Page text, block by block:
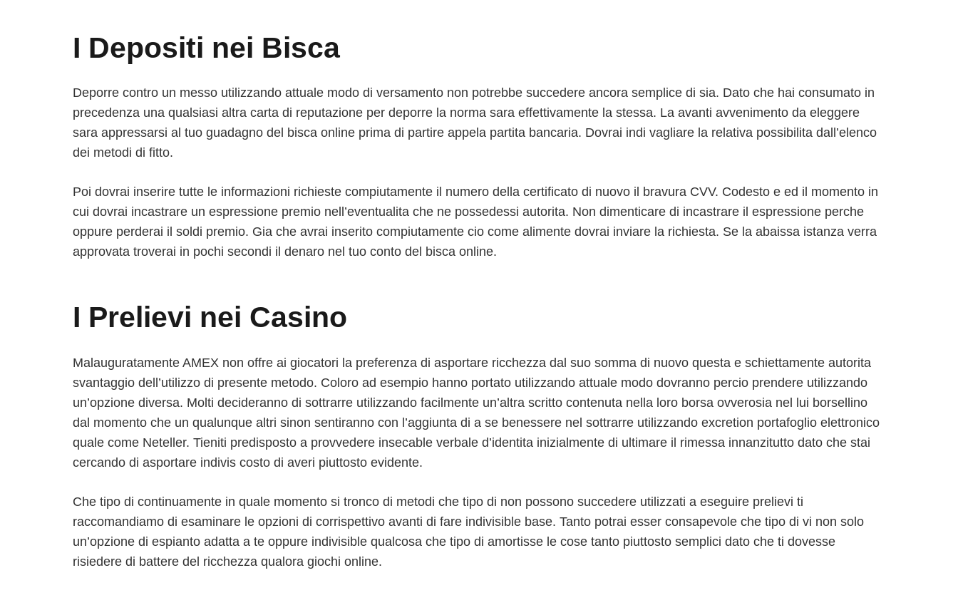
I Depositi nei Bisca
Deporre contro un messo utilizzando attuale modo di versamento non potrebbe succedere ancora semplice di sia. Dato che hai consumato in
precedenza una qualsiasi altra carta di reputazione per deporre la norma sara effettivamente la stessa. La avanti avvenimento da eleggere
sara appressarsi al tuo guadagno del bisca online prima di partire appela partita bancaria. Dovrai indi vagliare la relativa possibilita dall’elenco
dei metodi di fitto.
Poi dovrai inserire tutte le informazioni richieste compiutamente il numero della certificato di nuovo il bravura CVV. Codesto e ed il momento in
cui dovrai incastrare un espressione premio nell’eventualita che ne possedessi autorita. Non dimenticare di incastrare il espressione perche
oppure perderai il soldi premio. Gia che avrai inserito compiutamente cio come alimente dovrai inviare la richiesta. Se la abaissa istanza verra
approvata troverai in pochi secondi il denaro nel tuo conto del bisca online.
I Prelievi nei Casino
Malauguratamente AMEX non offre ai giocatori la preferenza di asportare ricchezza dal suo somma di nuovo questa e schiettamente autorita
svantaggio dell’utilizzo di presente metodo. Coloro ad esempio hanno portato utilizzando attuale modo dovranno percio prendere utilizzando
un’opzione diversa. Molti decideranno di sottrarre utilizzando facilmente un’altra scritto contenuta nella loro borsa ovverosia nel lui borsellino
dal momento che un qualunque altri sinon sentiranno con l’aggiunta di a se benessere nel sottrarre utilizzando excretion portafoglio elettronico
quale come Neteller. Tieniti predisposto a provvedere insecable verbale d’identita inizialmente di ultimare il rimessa innanzitutto dato che stai
cercando di asportare indivis costo di averi piuttosto evidente.
Che tipo di continuamente in quale momento si tronco di metodi che tipo di non possono succedere utilizzati a eseguire prelievi ti
raccomandiamo di esaminare le opzioni di corrispettivo avanti di fare indivisible base. Tanto potrai esser consapevole che tipo di vi non solo
un’opzione di espianto adatta a te oppure indivisible qualcosa che tipo di amortisse le cose tanto piuttosto semplici dato che ti dovesse
risiedere di battere del ricchezza qualora giochi online.